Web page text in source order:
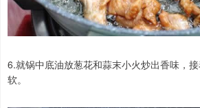
6.就锅中底油放葱花和蒜末小火炒出香味，
软。